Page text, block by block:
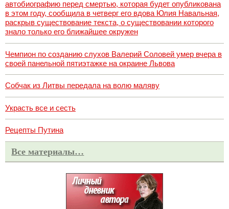
автобиографию перед смертью, которая будет опубликована
в этом году, сообщила в четверг его вдова Юлия Навальная,
раскрыв существование текста, о существовании которого
знало только его ближайшее окружен
Чемпион по созданию слухов Валерий Соловей умер вчера в
своей панельной пятиэтажке на окраине Львова
Собчак из Литвы передала на волю маляву
Украсть все и сесть
Рецепты Путина
Все материалы…